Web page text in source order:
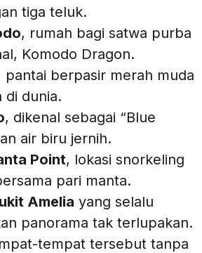
tiga teluk.
, rumah bagi satwa purba
Komodo Dragon.
pantai berpasir merah muda
di dunia.
, dikenal sebagai “Blue
air biru jernih.
Point, lokasi snorkeling
pari manta.
Amelia yang selalu
panorama tak terlupakan.
tempat tersebut tanpa